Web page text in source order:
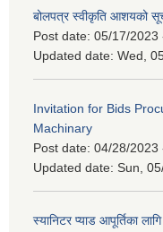
बोलपत्र स्वीकृति आशयको
Post date: 05/17/2023
Updated date: Wed,
Invitation for Bids
Machinary
Post date: 04/28/2023
Updated date: Sun,
स्यानिटर प्याड आपूर्तिका